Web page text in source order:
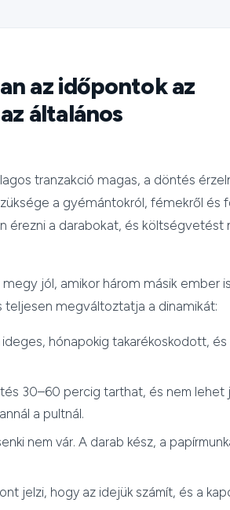
az időpontok az
általános
tranzakció magas, a döntés
a gyémántokról, fémekről és
érezni a darabokat, és költségvetést
jól, amikor három másik ember
megváltoztatja a dinamikát:
ideges, hónapokig takarékoskodott,
30–60 percig tarthat, és nem lehet
a pultnál.
nem vár. A darab kész, a
jelzi, hogy az idejük számít, és a